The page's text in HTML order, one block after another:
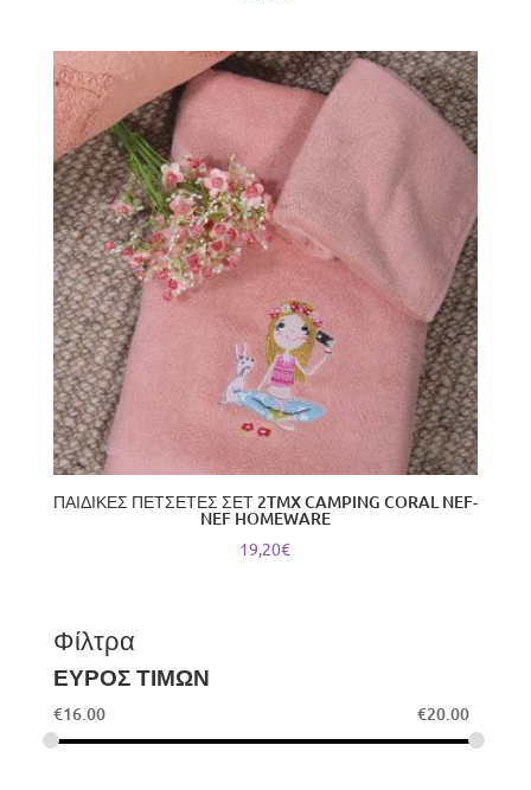
ΠΑΙΔΙΚΕΣ ΠΕΤΣΕΤΕΣ ΣΕΤ 2TMX CAMPING CORAL NEF-
NEF HOMEWARE
19,20€
Φίλτρα
ΕΥΡΟΣ ΤΙΜΩΝ
€16.00 €20.00